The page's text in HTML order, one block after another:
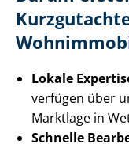
Lokale
verfügen über
Marktlage in
Schnelle